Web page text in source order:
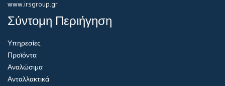
www.irsgroup.gr
Σύντομη Περιήγηση
Υπηρεσίες
Προϊόντα
Αναλώσιμα
Ανταλλακτικά